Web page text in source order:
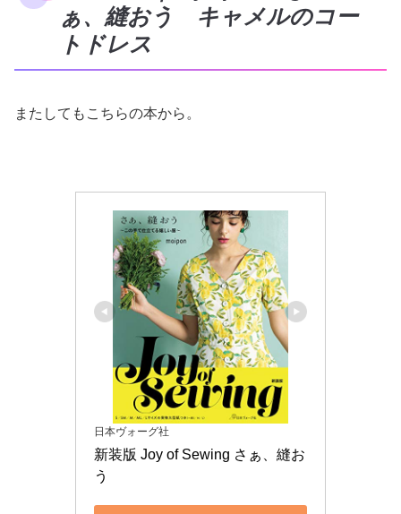
ぁ、縫おう キャメルのコー
トドレス
またしてもこちらの本から。
日本ヴォーグ社
新装版 Joy of Sewing さぁ、縫お
う